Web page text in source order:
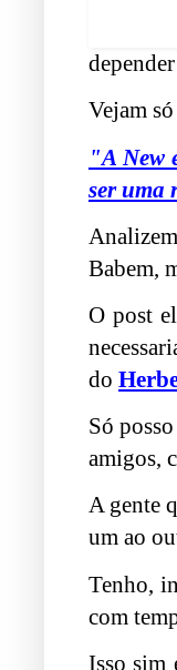
Vejam
"A New
ser uma
Babem,
O post
do
Só
amigos,
A gente
um ao
Tenho,
com
Isso sim